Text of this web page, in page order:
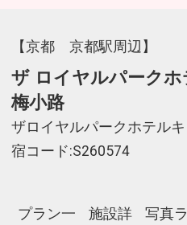
【京都 京都駅周辺】
ザ ロイヤルパークホ
梅小路
ザロイヤルパークホテル
宿コード:S260574
プラン一
施設詳
写真